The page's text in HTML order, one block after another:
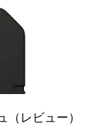
（レビュー）